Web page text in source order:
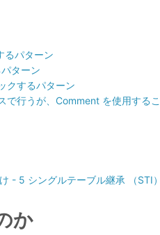
るパターン
ターン
クするパターン
で行うが、Comment を使用する
- 5 シングルテーブル継承 （STI）
か